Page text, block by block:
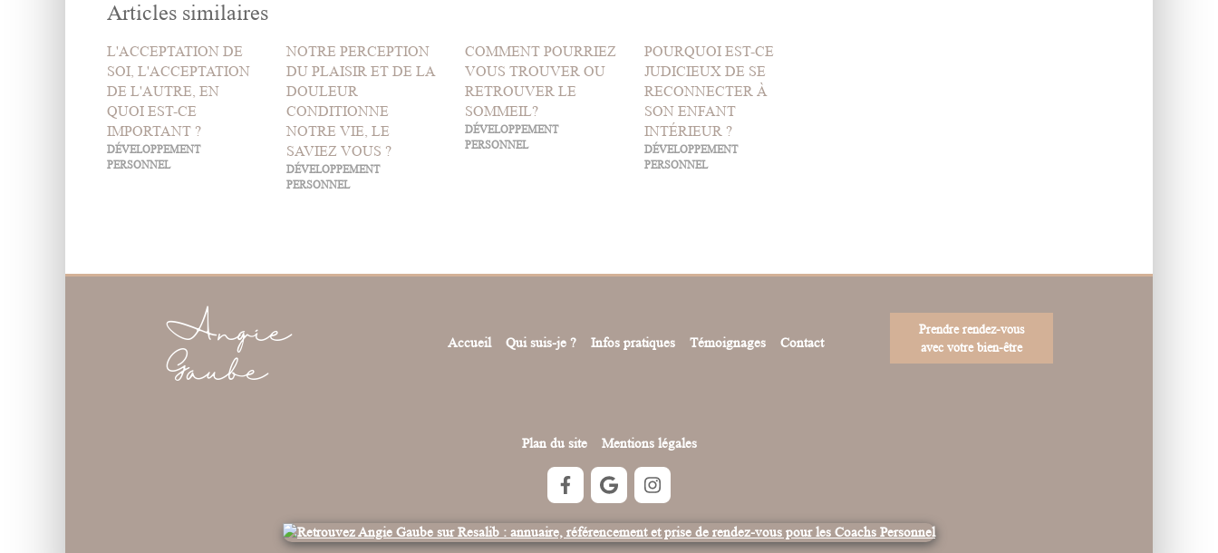
Articles similaires
L'ACCEPTATION DE
SOI, L'ACCEPTATION
DE L'AUTRE, EN
QUOI EST-CE
IMPORTANT ?
DÉVELOPPEMENT
PERSONNEL
NOTRE PERCEPTION
DU PLAISIR ET DE LA
DOULEUR
CONDITIONNE
NOTRE VIE, LE
SAVIEZ VOUS ?
DÉVELOPPEMENT
PERSONNEL
COMMENT POURRIEZ
VOUS TROUVER OU
RETROUVER LE
SOMMEIL?
DÉVELOPPEMENT
PERSONNEL
POURQUOI EST-CE
JUDICIEUX DE SE
RECONNECTER À
SON ENFANT
INTÉRIEUR ?
DÉVELOPPEMENT
PERSONNEL
Angie
Gaube
Accueil Qui suis-je ? Infos pratiques Témoignages Contact
Prendre rendez-vous
avec votre bien-être
Plan du site Mentions légales